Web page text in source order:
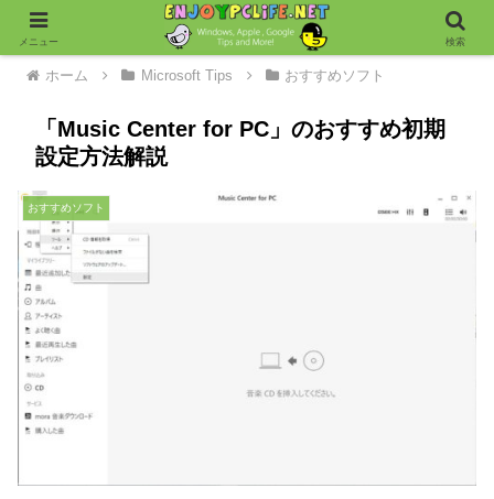
ホーム Microsoft Tips おすすめソフト
「Music Center for PC」のおすすめ初期
設定方法解説
おすすめソフト
メニュー 検索